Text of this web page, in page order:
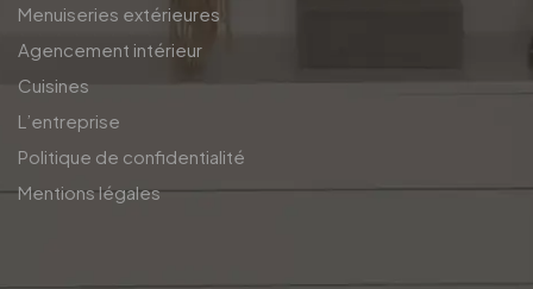
Menuiseries extérieures
Agencement intérieur
Cuisines
L’entreprise
Politique de confidentialité
Mentions légales